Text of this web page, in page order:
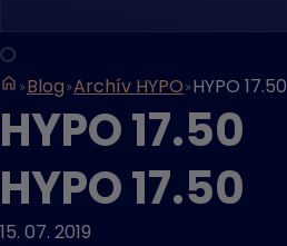
Blog Archív HYPO HYPO 17.50
HYPO 17.50
HYPO 17.50
15. 07. 2019